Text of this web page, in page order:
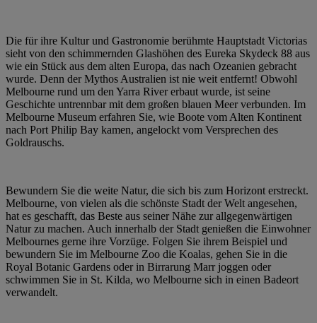
Die für ihre Kultur und Gastronomie berühmte Hauptstadt Victorias
sieht von den schimmernden Glashöhen des Eureka Skydeck 88 aus
wie ein Stück aus dem alten Europa, das nach Ozeanien gebracht
wurde. Denn der Mythos Australien ist nie weit entfernt! Obwohl
Melbourne rund um den Yarra River erbaut wurde, ist seine
Geschichte untrennbar mit dem großen blauen Meer verbunden. Im
Melbourne Museum erfahren Sie, wie Boote vom Alten Kontinent
nach Port Philip Bay kamen, angelockt vom Versprechen des
Goldrauschs.
Bewundern Sie die weite Natur, die sich bis zum Horizont erstreckt.
Melbourne, von vielen als die schönste Stadt der Welt angesehen,
hat es geschafft, das Beste aus seiner Nähe zur allgegenwärtigen
Natur zu machen. Auch innerhalb der Stadt genießen die Einwohner
Melbournes gerne ihre Vorzüge. Folgen Sie ihrem Beispiel und
bewundern Sie im Melbourne Zoo die Koalas, gehen Sie in die
Royal Botanic Gardens oder in Birrarung Marr joggen oder
schwimmen Sie in St. Kilda, wo Melbourne sich in einen Badeort
verwandelt.